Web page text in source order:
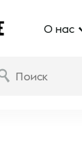
О нас